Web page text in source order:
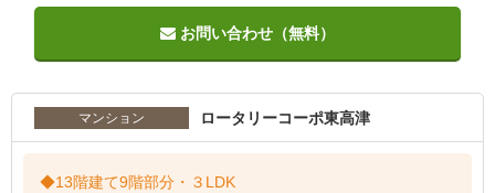
お問い合わせ（無料）
マンション ロータリーコーポ東高津
◆13階建て9階部分・３LDK